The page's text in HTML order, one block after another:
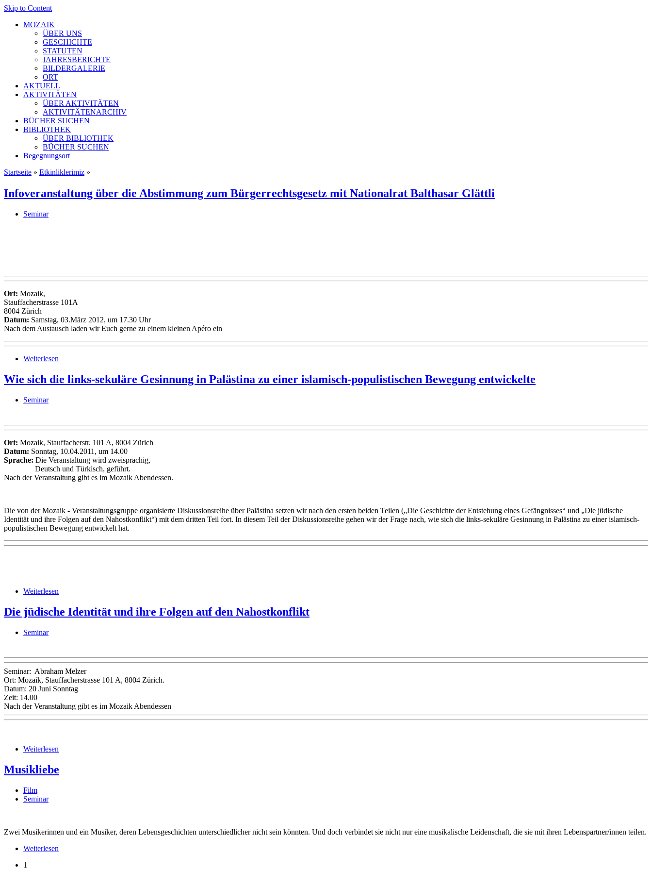
Skip to Content
MOZAIK
ÜBER UNS
GESCHICHTE
STATUTEN
JAHRESBERICHTE
BILDERGALERIE
ORT
AKTUELL
AKTIVITÄTEN
ÜBER AKTIVITÄTEN
AKTIVITÄTENARCHIV
BÜCHER SUCHEN
BIBLIOTHEK
ÜBER BIBLIOTHEK
BÜCHER SUCHEN
Begegnungsort
Startseite » Etkinliklerimiz »
Infoveranstaltung über die Abstimmung zum Bürgerrechtsgesetz mit Nationalrat Balthasar Glättli
Seminar
Ort: Mozaik,
Stauffacherstrasse 101A
8004 Zürich
Datum: Samstag, 03.März 2012, um 17.30 Uhr
Nach dem Austausch laden wir Euch gerne zu einem kleinen Apéro ein
Weiterlesen
Wie sich die links-sekuläre Gesinnung in Palästina zu einer islamisch-populistischen Bewegung entwickelte
Seminar
Ort: Mozaik, Stauffacherstr. 101 A, 8004 Zürich
Datum: Sonntag, 10.04.2011, um 14.00
Sprache: Die Veranstaltung wird zweisprachig,
Deutsch und Türkisch, geführt.
Nach der Veranstaltung gibt es im Mozaik Abendessen.
Die von der Mozaik - Veranstaltungsgruppe organisierte Diskussionsreihe über Palästina setzen wir nach den ersten beiden Teilen („Die Geschichte der Entstehung eines Gefängnisses“ und „Die jüdische
Identität und ihre Folgen auf den Nahostkonflikt“) mit dem dritten Teil fort. In diesem Teil der Diskussionsreihe gehen wir der Frage nach, wie sich die links-sekuläre Gesinnung in Palästina zu einer islamisch-
populistischen Bewegung entwickelt hat.
Weiterlesen
Die jüdische Identität und ihre Folgen auf den Nahostkonflikt
Seminar
Seminar: Abraham Melzer
Ort: Mozaik, Stauffacherstrasse 101 A, 8004 Zürich.
Datum: 20 Juni Sonntag
Zeit: 14.00
Nach der Veranstaltung gibt es im Mozaik Abendessen
Weiterlesen
Musikliebe
Film |
Seminar
Zwei Musikerinnen und ein Musiker, deren Lebensgeschichten unterschiedlicher nicht sein könnten. Und doch verbindet sie nicht nur eine musikalische Leidenschaft, die sie mit ihren Lebenspartner/innen teilen.
Weiterlesen
1